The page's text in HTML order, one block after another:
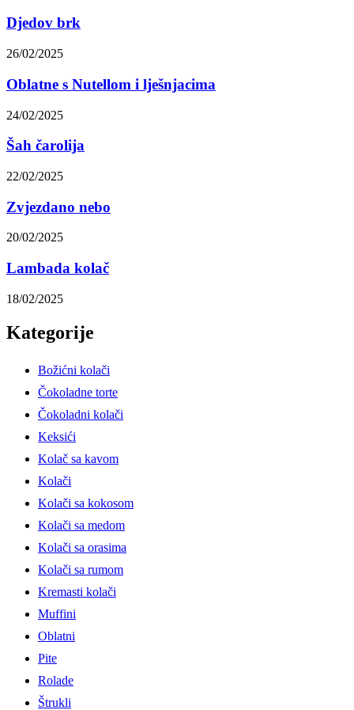
Djedov brk
26/02/2025
Oblatne s Nutellom i lješnjacima
24/02/2025
Šah čarolija
22/02/2025
Zvjezdano nebo
20/02/2025
Lambada kolač
18/02/2025
Kategorije
Božićni kolači
Čokoladne torte
Čokoladni kolači
Keksići
Kolač sa kavom
Kolači
Kolači sa kokosom
Kolači sa medom
Kolači sa orasima
Kolači sa rumom
Kremasti kolači
Muffini
Oblatni
Pite
Rolade
Štrukli